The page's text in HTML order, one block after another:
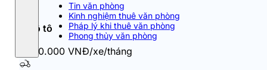
Tin văn phòng
Kinh nghiệm thuê văn phòng
Pháp lý khi thuê văn phòng
Phong thủy văn phòng
Đỗ ô tô
1.200.000 VNĐ/xe/tháng